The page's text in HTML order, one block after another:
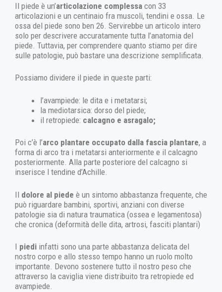
Il piede è un’articolazione complessa con 33
articolazioni e un centinaio fra muscoli, tendini e ossa. Le
ossa del piede sono ben 26. Servirebbe un articolo intero
solo per descrivere accuratamente tutta l’anatomia del
piede. Tuttavia, per comprendere quanto stiamo per dire
sulle patologie, può bastare una descrizione semplificata.
Possiamo dividere il piede in queste parti:
l’avampiede: le dita e i metatarsi;
la mediotarsica: dorso del piede;
il retropiede: calcagno e asragalo;
Poi c’è l’arco plantare occupato dalla fascia plantare, a
forma di arco tra i metatarsi anteriormente e il calcagno
posteriormente. Alla parte posteriore del calcagno si
inserisce l tendine d’Achille.
Il dolore al piede è un sintomo abbastanza frequente, che
può riguardare bambini, sportivi, anziani con diverse
patologie sia di natura traumatica (ossea e legamentosa)
che cronica (deformità delle dita, artrosi, fasciti plantari)
I piedi infatti sono una parte abbastanza delicata del
nostro corpo e allo stesso tempo hanno un ruolo molto
importante. Devono sostenere tutto il nostro peso che
attraverso la caviglia viene distribuito tra retropiede ed
avampiede.